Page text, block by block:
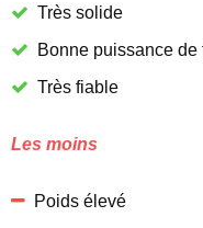
Très solide
Bonne puissance de
Très fiable
Les moins
Poids élevé